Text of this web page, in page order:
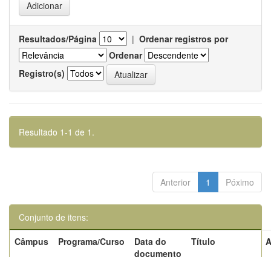
Resultados/Página | Ordenar registros por
Ordenar
Registro(s)
Resultado 1-1 de 1.
Anterior 1 Póximo
Conjunto de itens:
Câmpus
Programa/Curso
Data do
documento
Título